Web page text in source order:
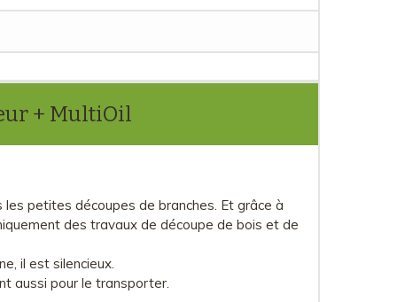
+ MultiOil
petites découpes de branches. Et grâce à
des travaux de découpe de bois et de
il est silencieux.
aussi pour le transporter.